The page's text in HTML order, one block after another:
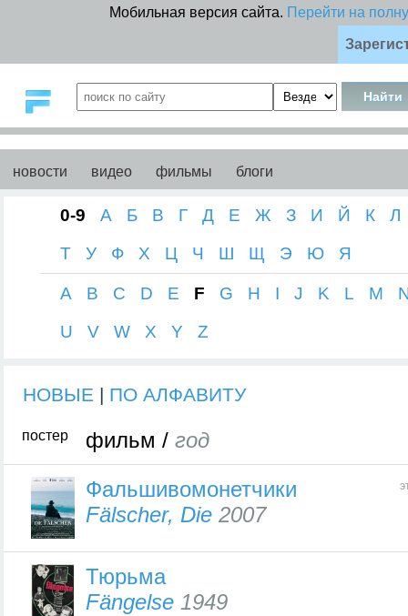
Мобильная версия сайта. Перейти на
новости видео фильмы блоги
0-9 А Б В Г Д Е Ж З И Й К
Л
Т
У Ф Х Ц Ч Ш Щ Э Ю Я
A B C D E F G H I J K L M
U
V W X Y Z
НОВЫЕ | ПО АЛФАВИТУ
постер фильм / год
Фальшивомонетчики
Fälscher, Die 2007
Тюрьма
Fängelse 1949